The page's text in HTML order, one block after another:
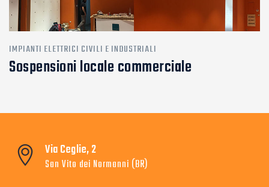
IMPIANTI ELETTRICI CIVILI E INDUSTRIALI
Sospensioni locale commerciale
Via Ceglie, 2
San Vito dei Normanni (BR)